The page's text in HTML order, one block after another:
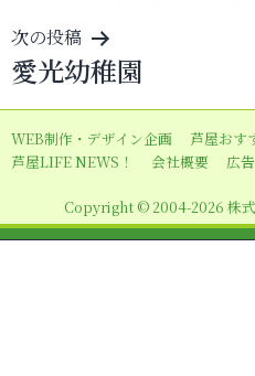
ナ
ビ
ゲ
ー
シ
ン
次の投稿
愛光幼稚園
WEB制作・デザイン企画 芦屋おす
芦屋LIFE NEWS！
会社概要 広
Copyright © 2004-2026 株